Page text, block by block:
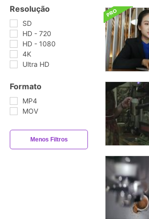
Resolução
SD
HD - 720
HD - 1080
4K
Ultra HD
Formato
MP4
MOV
Menos Filtros